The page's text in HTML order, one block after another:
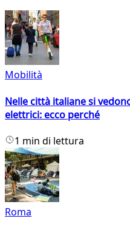
Mobilità
Nelle città italiane si
elettrici: ecco perché
1 min di lettura
Roma